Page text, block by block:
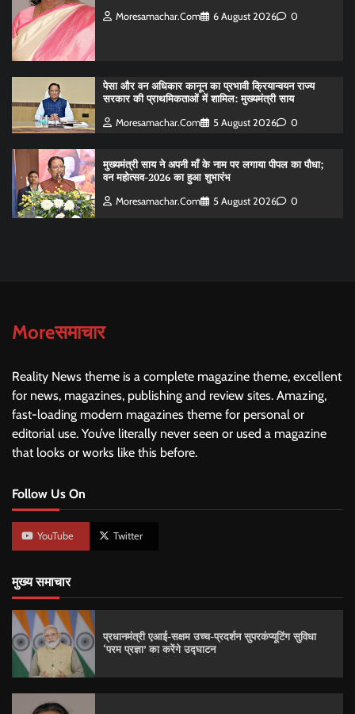
Moresamachar.com 6 August 2026 0
पेसा और वन अधिकार कानून का प्रभावी क्रियान्वयन राज्य
सरकार की प्राथमिकताओं में शामिल: मुख्यमंत्री साय
Moresamachar.com 5 August 2026 0
मुख्यमंत्री साय ने अपनी माँ के नाम पर लगाया पीपल का पौधा;
वन महोत्सव-2026 का हुआ शुभारंभ
Moresamachar.com 5 August 2026 0
Moreसमाचार
Reality News theme is a complete magazine theme, excellent
for news, magazines, publishing and review sites. Amazing,
fast-loading modern magazines theme for personal or
editorial use. You’ve literally never seen or used a magazine
that looks or works like this before.
Follow Us On
YouTube Twitter
मुख्य समाचार
प्रधानमंत्री एआई-सक्षम उच्च-प्रदर्शन सुपरकंप्यूटिंग सुविधा
‘परम प्रज्ञा’ का करेंगे उद्घाटन